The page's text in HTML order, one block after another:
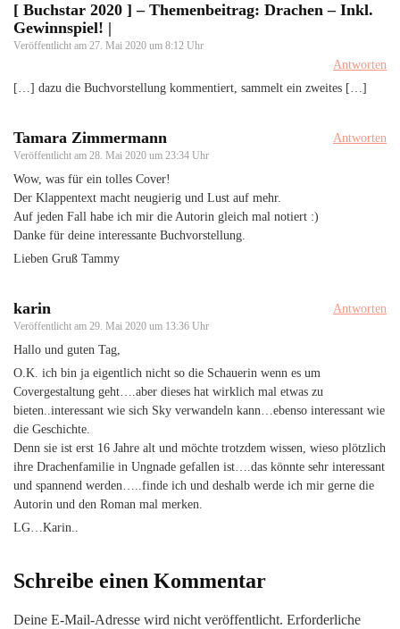
[ Buchstar 2020 ] – Themenbeitrag: Drachen – Inkl.
Gewinnspiel! |
Veröffentlicht am 27. Mai 2020 um 8:12 Uhr
Antworten
[…] dazu die Buchvorstellung kommentiert, sammelt ein zweites […]
Tamara Zimmermann
Veröffentlicht am 28. Mai 2020 um 23:34 Uhr
Antworten
Wow, was für ein tolles Cover!
Der Klappentext macht neugierig und Lust auf mehr.
Auf jeden Fall habe ich mir die Autorin gleich mal notiert :)
Danke für deine interessante Buchvorstellung.
Lieben Gruß Tammy
karin
Veröffentlicht am 29. Mai 2020 um 13:36 Uhr
Antworten
Hallo und guten Tag,
O.K. ich bin ja eigentlich nicht so die Schauerin wenn es um
Covergestaltung geht….aber dieses hat wirklich mal etwas zu
bieten..interessant wie sich Sky verwandeln kann…ebenso interessant wie
die Geschichte.
Denn sie ist erst 16 Jahre alt und möchte trotzdem wissen, wieso plötzlich
ihre Drachenfamilie in Ungnade gefallen ist….das könnte sehr interessant
und spannend werden…..finde ich und deshalb werde ich mir gerne die
Autorin und den Roman mal merken.
LG…Karin..
Schreibe einen Kommentar
Deine E-Mail-Adresse wird nicht veröffentlicht. Erforderliche